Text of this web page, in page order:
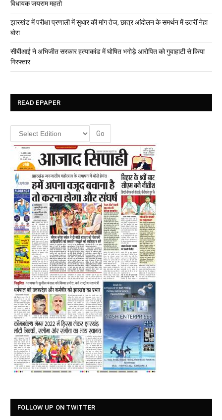
विधायक जयराम महतो
झारखंड में परीक्षा प्रणाली में सुधार की मांग तेज, छात्र आंदोलन के समर्थन में उतरीं नेहा
बोरा
सीबीआई ने अभिजीत सरकार हत्याकांड में घोषित भगोड़े आरोपित को गुवाहाटी से किया
गिरफ्तार
READ EPAPER
FOLLOW UP ON TWITTER